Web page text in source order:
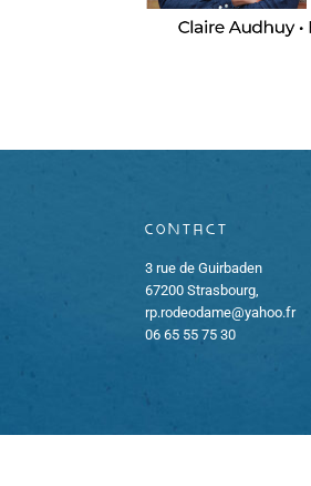
Contact
3 rue de Guirbaden
67200 Strasbourg,
rp.rodeodame@yahoo.fr
06 65 55 75 30